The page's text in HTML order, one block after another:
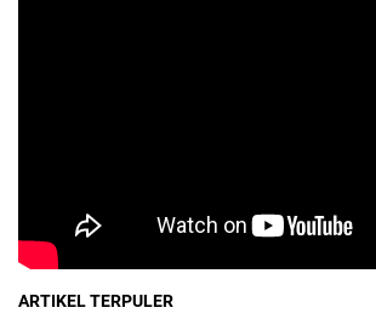
ARTIKEL TERPULER